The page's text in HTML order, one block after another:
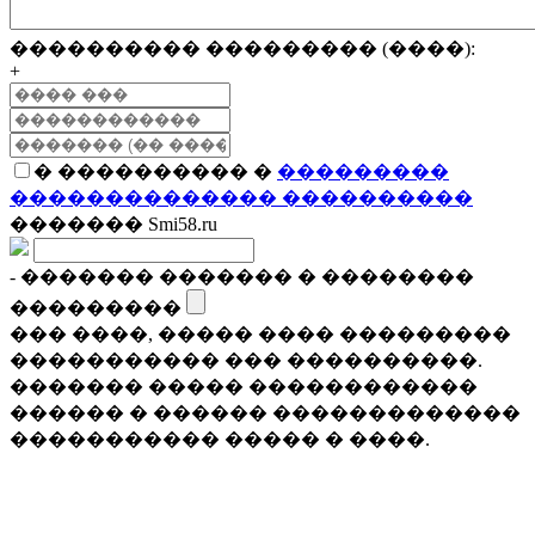
���������� ��������� (����):
+
� ���������� � ���������
�������������� ����������
������� Smi58.ru
- ������� ������� � ��������
���������
��� ����, ����� ���� ���������
����������� ��� ����������.
������� ����� ������������
������ � ������ �������������
����������� ����� � ����.